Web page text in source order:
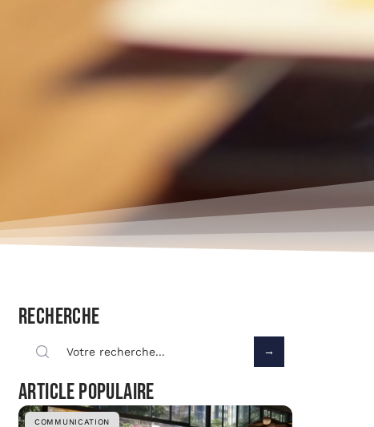
Recherche
Article populaire
COMMUNICATION